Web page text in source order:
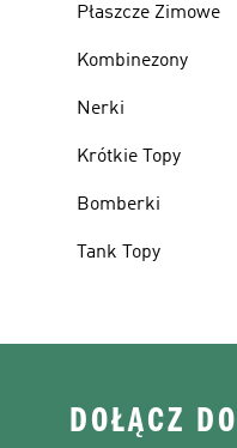
Płaszcze Zimowe
Kombinezony
Nerki
Krótkie Topy
Bomberki
Tank Topy
DOŁĄCZ